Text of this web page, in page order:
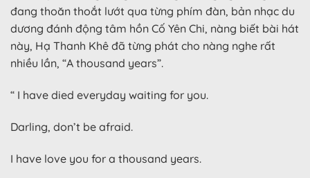
đang thoăn thoắt lướt qua từng phím đàn, bản nhạc du
dương đánh động tâm hồn Cố Yên Chi, nàng biết bài hát
này, Hạ Thanh Khê đã từng phát cho nàng nghe rất
nhiều lần, “A thousand years”.
“ I have died everyday waiting for you.
Darling, don’t be afraid.
I have love you for a thousand years.